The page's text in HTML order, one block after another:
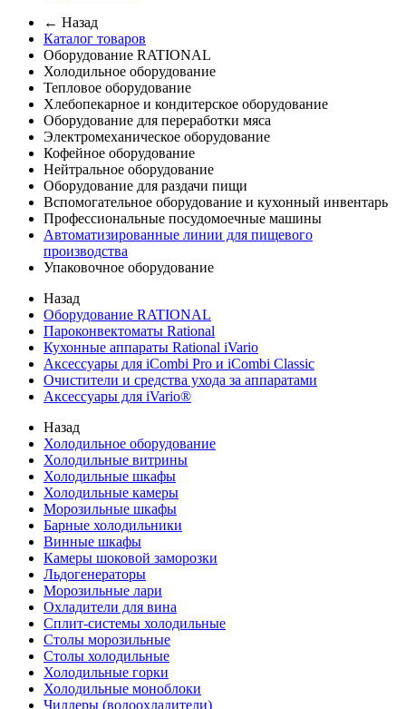
← Назад
Каталог товаров
Оборудование RATIONAL
Холодильное оборудование
Тепловое оборудование
Хлебопекарное и кондитерское оборудование
Оборудование для переработки мяса
Электромеханическое оборудование
Кофейное оборудование
Нейтральное оборудование
Оборудование для раздачи пищи
Вспомогательное оборудование и кухонный инвентарь
Профессиональные посудомоечные машины
Автоматизированные линии для пищевого
производства
Упаковочное оборудование
Назад
Оборудование RATIONAL
Пароконвектоматы Rational
Кухонные аппараты Rational iVario
Аксессуары для iCombi Pro и iCombi Classic
Очистители и средства ухода за аппаратами
Аксессуары для iVario®
Назад
Холодильное оборудование
Холодильные витрины
Холодильные шкафы
Холодильные камеры
Морозильные шкафы
Барные холодильники
Винные шкафы
Камеры шоковой заморозки
Льдогенераторы
Морозильные лари
Охладители для вина
Сплит-системы холодильные
Столы морозильные
Столы холодильные
Холодильные горки
Холодильные моноблоки
Чиллеры (водоохладители)